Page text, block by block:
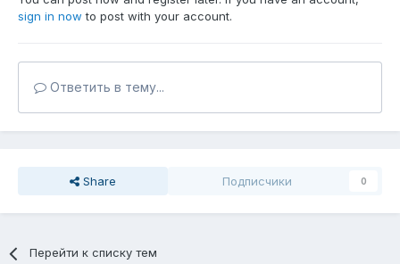
sign in now to post with your account.
Ответить в тему...
Share Подписчики 0
Перейти к списку тем